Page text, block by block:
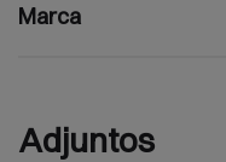
Marca
Adjuntos